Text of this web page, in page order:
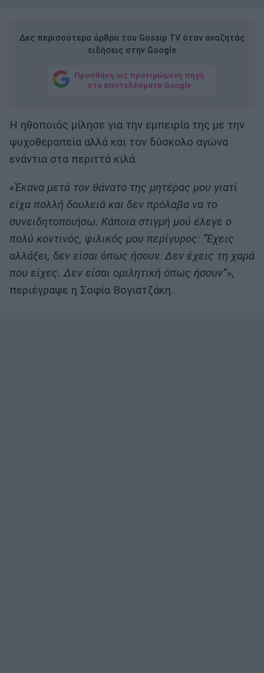
Δες περισσότερα άρθρα του Gossip TV όταν αναζητάς
ειδήσεις στην Google
Προσθήκη ως προτιμώμενη πηγή
στα αποτελέσματα Google
Η ηθοποιός μίλησε για την εμπειρία της με την
ψυχοθεραπεία αλλά και τον δύσκολο αγώνα
ενάντια στα περιττά κιλά.
«Έκανα μετά τον θάνατο της μητέρας μου γιατί
είχα πολλή δουλειά και δεν πρόλαβα να το
συνειδητοποιήσω. Κάποια στιγμή μού έλεγε ο
πολύ κοντινός, φιλικός μου περίγυρος: “Έχεις
αλλάξει, δεν είσαι όπως ήσουν. Δεν έχεις τη χαρά
που είχες. Δεν είσαι ομιλητική όπως ήσουν”»,
περιέγραψε η Σοφία Βογιατζάκη.